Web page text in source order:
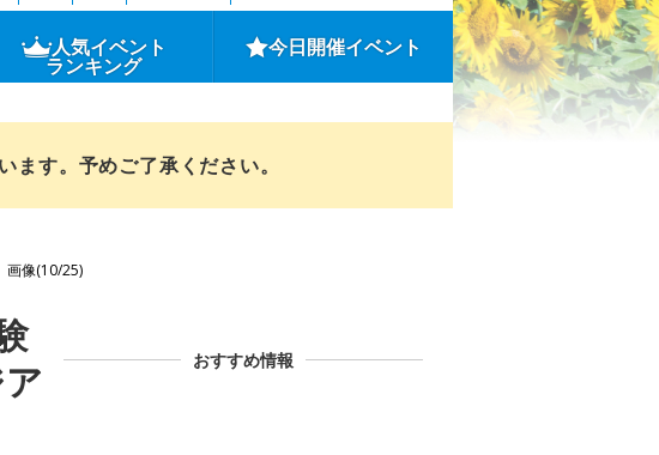
人気イベント
ランキング
今日開催イベント
す。予めご了承ください。
画像(10/25)
おすすめ情報